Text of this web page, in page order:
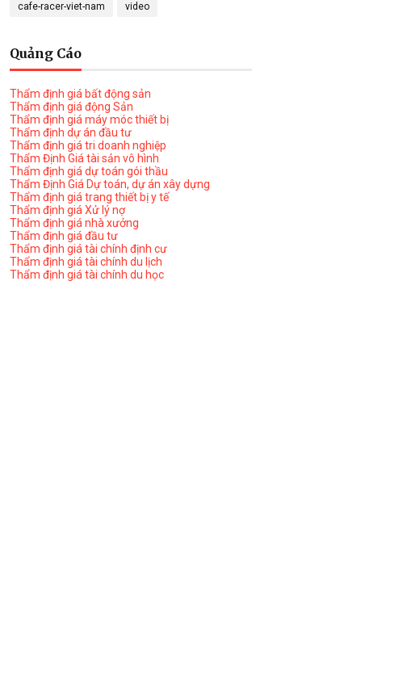
cafe-racer-viet-nam video
Quảng Cáo
Thẩm định giá bất động sản
Thẩm định giá động Sản
Thẩm định giá máy móc thiết bị
Thẩm định dự án đầu tư
Thẩm định giá tri doanh nghiệp
Thẩm Định Giá tài sản vô hình
Thẩm định giá dự toán gói thầu
Thẩm Định Giá Dự toán, dự án xây dựng
Thẩm định giá trang thiết bị y tế
Thẩm định giá Xử lý nợ
Thẩm định giá nhà xưởng
Thẩm định giá đầu tư
Thẩm định giá tài chính định cư
Thẩm định giá tài chính du lịch
Thẩm định giá tài chính du học